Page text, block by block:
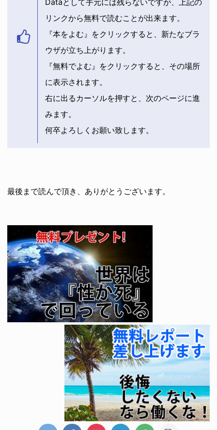
Dataとして手元には残らないですが、上記の
リンクから無料で読むことが出来ます。
『本をよむ』をクリックすると、新たなブラ
ウザが立ち上がります。
『無料でよむ』をクリックすると、その場所
に表示されます。
右に出るカーソルを押すと、次のページに進
みます。
何卒よろしくお願い致します。
最後まで読んで頂き、ありがとうございます。